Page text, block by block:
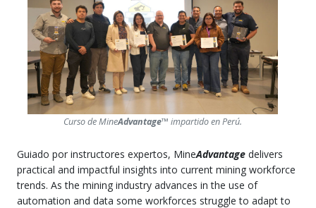
Curso de MineAdvantage™ impartido en Perú.
Guiado por instructores expertos, MineAdvantage delivers
practical and impactful insights into current mining workforce
trends. As the mining industry advances in the use of
automation and data some workforces struggle to adapt to